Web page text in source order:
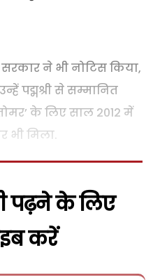
ने भी नोटिस किया,
पद्मश्री से सम्मानित
के लिए साल 2012 में
भी मिला.
पढ़ने के लिए
करें